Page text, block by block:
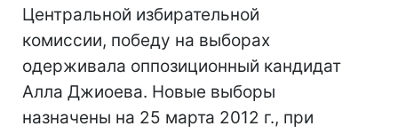
Центральной избирательной
комиссии, победу на выборах
одерживала оппозиционный кандидат
Алла Джиоева. Новые выборы
назначены на 25 марта 2012 г., при